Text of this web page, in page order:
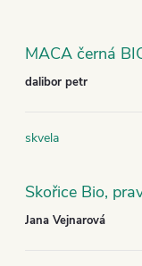
MACA černá
dalibor petr
skvela
Jana Vejnarová